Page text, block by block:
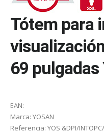
Tótem para
69 pulgadas
EAN:
Marca: YOSAN
Referencia: YOS &DPI/